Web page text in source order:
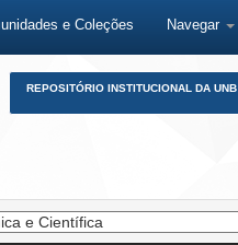
e Coleções Navegar
REPOSITÓRIO INSTITUCIONAL DA UNB